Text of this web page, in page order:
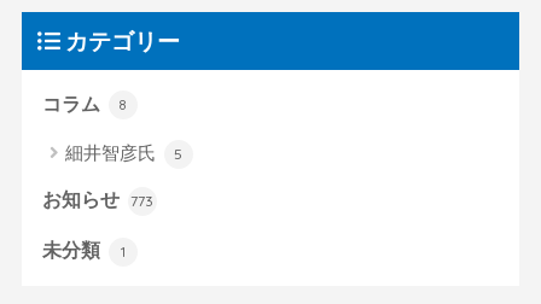
カテゴリー
コラム 8
細井智彦氏 5
お知らせ 773
未分類 1